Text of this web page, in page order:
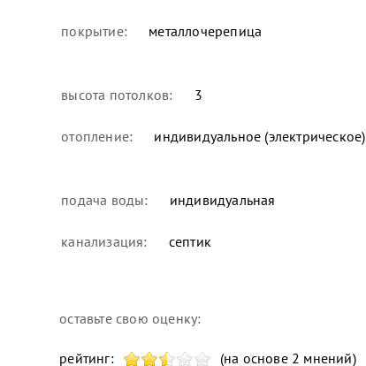
покрытие: металлочерепица
высота потолков: 3
отопление: индивидуальное (электрическое)
подача воды: индивидуальная
канализация: септик
оставьте свою оценку:
рейтинг: (на основе 2 мнений)